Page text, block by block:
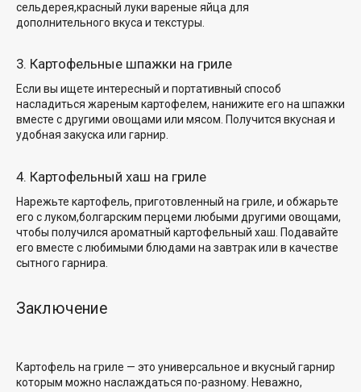
сельдерея,красный луки вареные яйца для
дополнительного вкуса и текстуры.
3. Картофельные шпажки на гриле
Если вы ищете интересный и портативный способ
насладиться жареным картофелем, нанижите его на шпажки
вместе сдругими овощами или мясом. Получится вкусная и
удобная закуска или гарнир.
4. Картофельный хаш на гриле
Нарежьте картофель, приготовленный на гриле, и обжарьте
его с луком,болгарским перцеми любыми другими овощами,
чтобы получился ароматный картофельный хаш. Подавайте
его вместе с любимыми блюдами на завтрак или в качестве
сытного гарнира.
Заключение
Картофель на гриле — это универсальное и вкусный гарнир
которым можно наслаждаться по-разному. Неважно,